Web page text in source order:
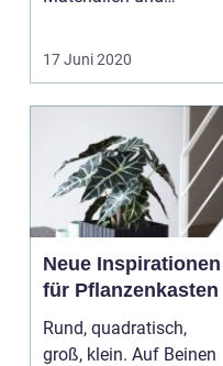
w...
17 Juni 2020
Neue Inspirationen
für Pflanzenkasten
Rund, quadratisch,
groß, klein. Auf Beinen